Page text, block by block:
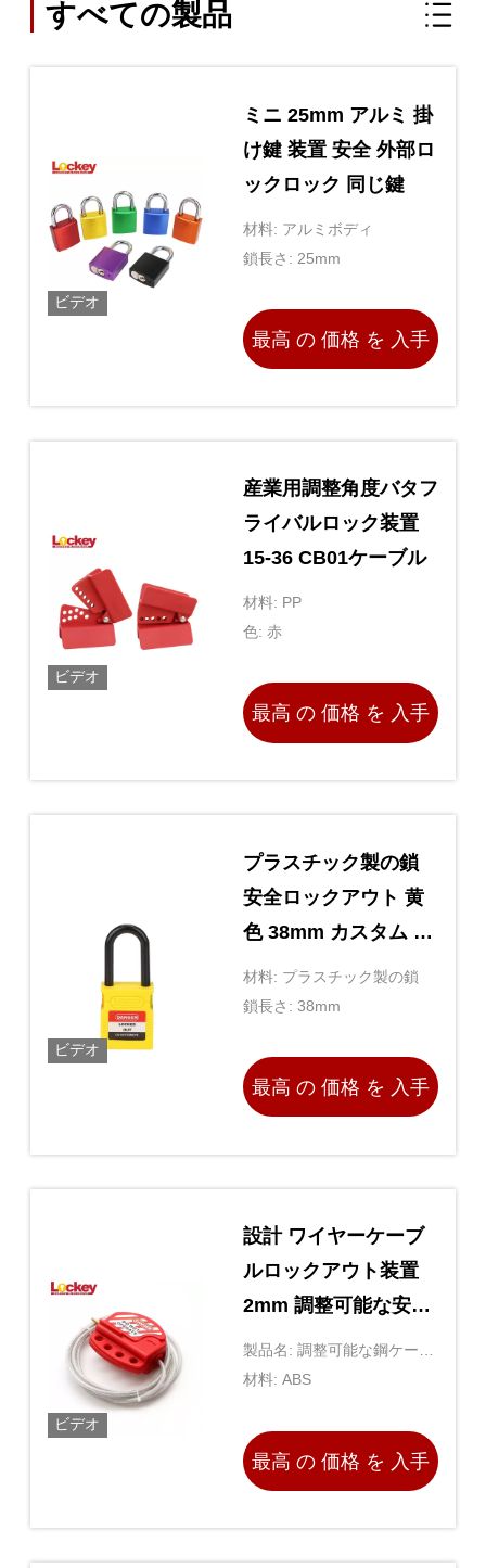
すべての製品
ビデオ
ミニ 25mm アルミ 掛
け鍵 装置 安全 外部ロ
ックロック 同じ鍵
材料: アルミボディ
鎖長さ: 25mm
最高 の 価格 を 入手
ビデオ
産業用調整角度バタフ
ライバルロック装置
15-36 CB01ケーブル
材料: PP
色: 赤
最高 の 価格 を 入手
ビデオ
プラスチック製の鎖
安全ロックアウト 黄
色 38mm カスタム 掛
け鍵と鍵材料: プラスチック製の鎖
鎖長さ: 38mm
最高 の 価格 を 入手
ビデオ
設計 ワイヤーケーブ
ルロックアウト装置
2mm 調整可能な安全
性 高性能
製品名: 調整可能な鋼ケーブ
ルロック
材料: ABS
最高 の 価格 を 入手